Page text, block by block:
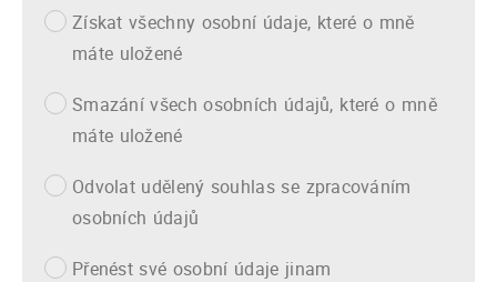
Získat všechny osobní údaje, které o mně
máte uložené
Smazání všech osobních údajů, které o mně
máte uložené
Odvolat udělený souhlas se zpracováním
osobních údajů
Přenést své osobní údaje jinam